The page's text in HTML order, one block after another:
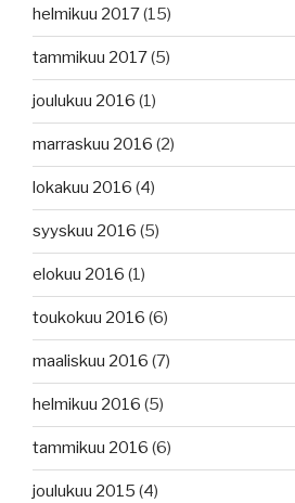
helmikuu 2017(15)
tammikuu 2017(5)
joulukuu 2016 (1)
marraskuu 2016 (2)
lokakuu 2016 (4)
syyskuu 2016 (5)
elokuu 2016 (1)
toukokuu 2016 (6)
maaliskuu 2016 (7)
helmikuu 2016 (5)
tammikuu 2016 (6)
joulukuu 2015 (4)